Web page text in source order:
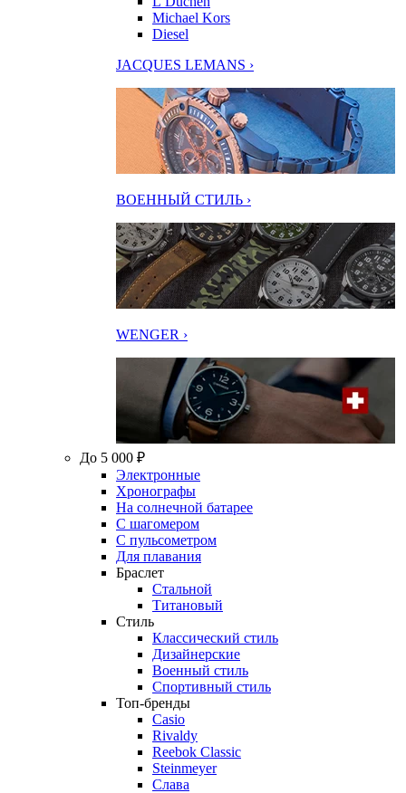
Michael Kors
Diesel
JACQUES LEMANS ›
ВОЕННЫЙ СТИЛЬ ›
WENGER ›
До 5 000 ₽
Электронные
Хронографы
На солнечной батарее
С шагомером
С пульсометром
Для плавания
Браслет
Стальной
Титановый
Стиль
Классический стиль
Дизайнерские
Военный стиль
Спортивный стиль
Топ-бренды
Casio
Rivaldy
Reebok Classic
Steinmeyer
Слава